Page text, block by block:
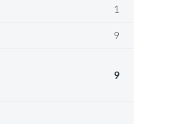
1
9
9